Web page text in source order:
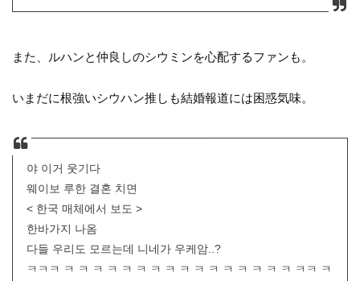
また、ルハンと仲良しのシウミンを心配するファンも。
いまだに根強いシウハン推しも結婚報道には困惑気味。
야 이거 웃기다
웨이보 루한 결혼 치면
< 한국 매체에서 보도 >
한바가지 나옴
다들 우리도 모르는데 니네가 우케암..?
ㅋㅋㅋ ㅋ ㅋ ㅋ ㅋ ㅋ ㅋ ㅋ ㅋ ㅋ ㅋ ㅋ ㅋ ㅋ ㅋ ㅋ ㅋ ㅋㅋ ㅋ